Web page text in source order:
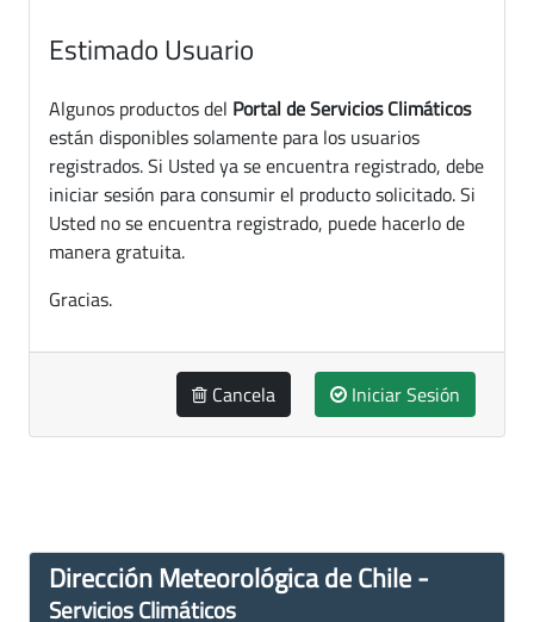
Estimado Usuario
Algunos productos del Portal de Servicios Climáticos
están disponibles solamente para los usuarios
registrados. Si Usted ya se encuentra registrado, debe
iniciar sesión para consumir el producto solicitado. Si
Usted no se encuentra registrado, puede hacerlo de
manera gratuita.
Gracias.
Cancela Iniciar Sesión
Dirección Meteorológica de Chile -
Servicios Climáticos